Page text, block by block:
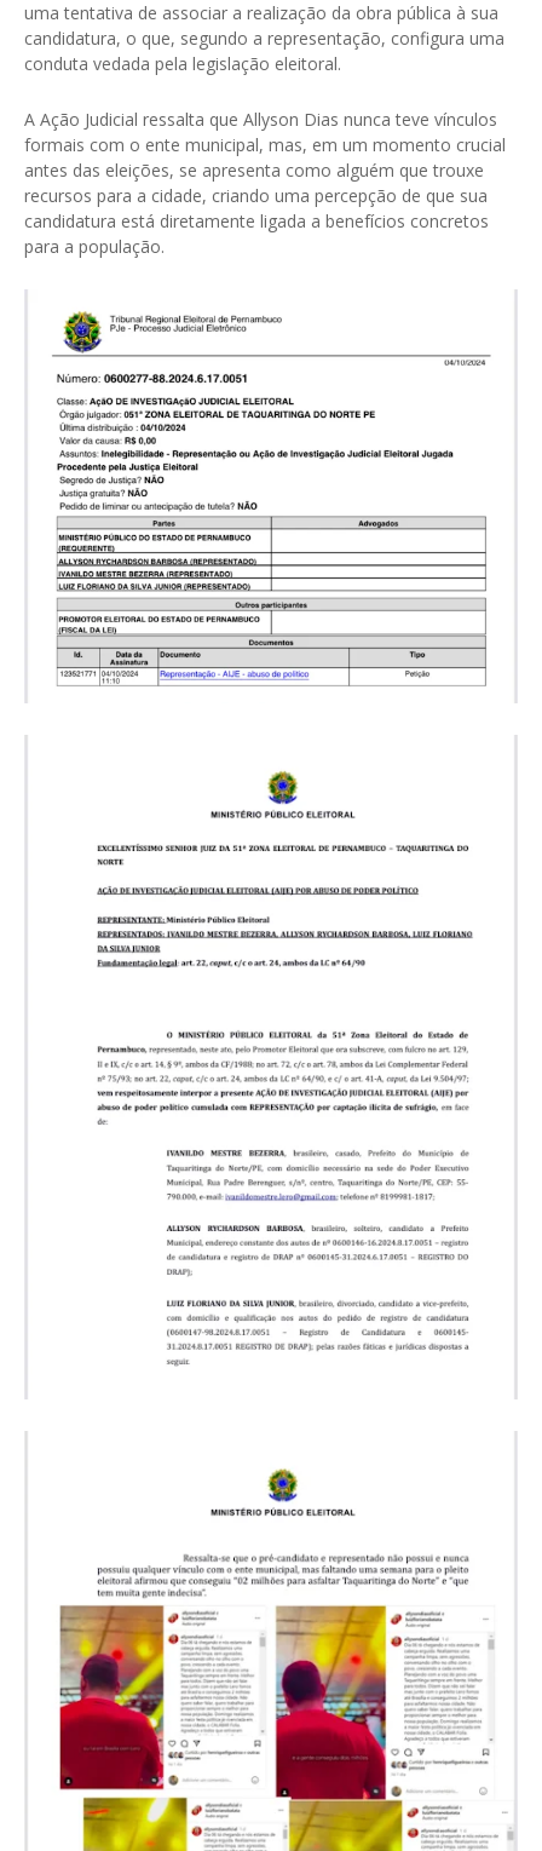
uma tentativa de associar a realização da obra pública à sua
candidatura, o que, segundo a representação, configura uma
conduta vedada pela legislação eleitoral.
A Ação Judicial ressalta que Allyson Dias nunca teve vínculos
formais com o ente municipal, mas, em um momento crucial
antes das eleições, se apresenta como alguém que trouxe
recursos para a cidade, criando uma percepção de que sua
candidatura está diretamente ligada a benefícios concretos
para a população.